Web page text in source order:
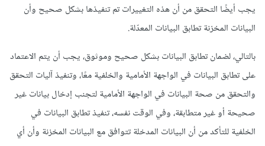
يجب أيضًا التحقق من أن هذه التغييرات تم تنفيذها بشكل صحيح وأن
البيانات المخزنة تطابق البيانات المعدّلة.
بالتالي، لضمان تطابق البيانات بشكل صحيح وموثوق، يجب أن يتم الاعتماد
على تطابق البيانات في الواجهة الأمامية والخلفية معًا، وتنفيذ آليات التحقق
والتحقق من صحة البيانات في الواجهة الأمامية لتجنب إدخال بيانات غير
صحيحة أو غير متطابقة، وفي الوقت نفسه، تنفيذ تطابق البيانات في
الخلفية للتأكد من أن البيانات المدخلة تتوافق مع البيانات المخزنة وأن أي